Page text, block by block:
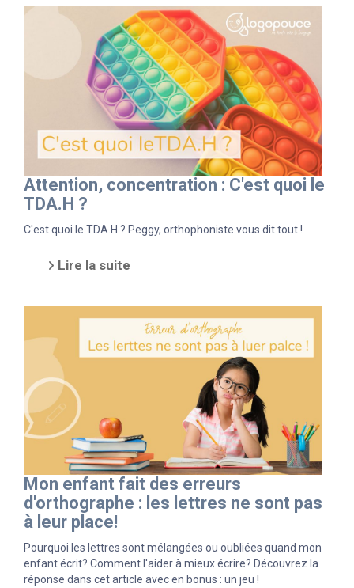
Attention, concentration : C'est quoi le
TDA.H ?
C'est quoi le TDA.H ? Peggy, orthophoniste vous dit tout !
Lire la suite
Mon enfant fait des erreurs
d'orthographe : les lettres ne sont pas
à leur place!
Pourquoi les lettres sont mélangées ou oubliées quand mon
enfant écrit? Comment l'aider à mieux écrire? Découvrez la
réponse dans cet article avec en bonus : un jeu !